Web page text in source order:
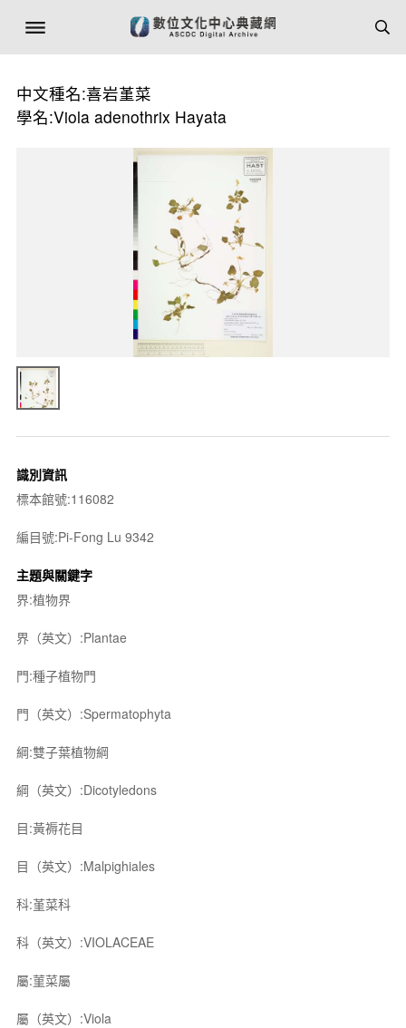
中文種名:喜岩堇菜
學名:Viola adenothrix Hayata
識別資訊
標本館號:116082
編目號:Pi-Fong Lu 9342
主題與關鍵字
界:植物界
界（英文）:Plantae
門:種子植物門
門（英文）:Spermatophyta
綱:雙子葉植物綱
綱（英文）:Dicotyledons
目:黃褥花目
目（英文）:Malpighiales
科:堇菜科
科（英文）:VIOLACEAE
屬:菫菜屬
屬（英文）:Viola